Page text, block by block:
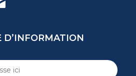
D’INFORMATION